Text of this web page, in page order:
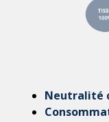
Neutralité